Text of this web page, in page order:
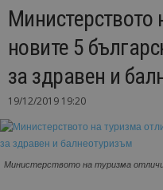
Министерството
новите 5
за здравен и
19/12/2019 19:20
Министерството на туризма